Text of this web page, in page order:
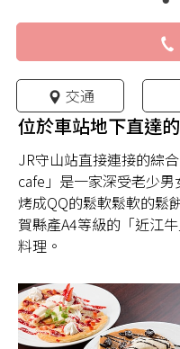
交通
位於車站地下直達
JR守山站直接連接的綜
cafe」是一家深受老少
烤成QQ的鬆軟鬆軟的鬆
賀縣產A4等級的「近江
料理。